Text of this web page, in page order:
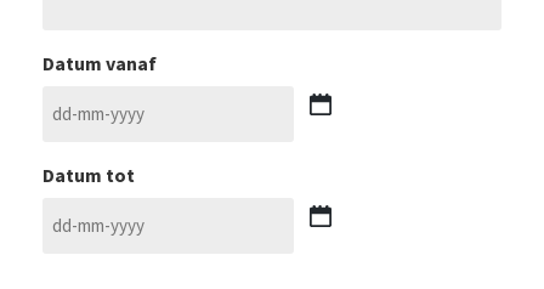
Datum vanaf
DD
MM
JJJJ
Datum tot
DD